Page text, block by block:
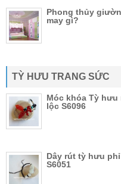
Phong thủy
may gì?
TỲ HƯU TRANG SỨC
Móc khóa Tỳ hưu
lộc S6096
Dây rút tỳ hưu
S6051